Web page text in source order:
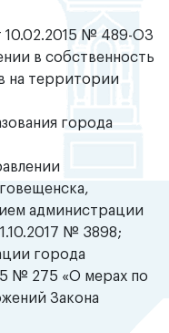
10.02.2015 № 489-ОЗ
в собственность
на территории
города
администрации
№ 3898;
города
№ 275 «О мерах по
Закона